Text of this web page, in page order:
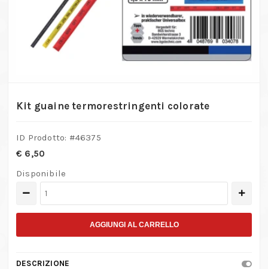
Kit guaine termorestringenti colorate
ID Prodotto: #46375
€ 6,50
Disponibile
guaine
termorestringenti
colorate
AGGIUNGI AL CARRELLO
DESCRIZIONE